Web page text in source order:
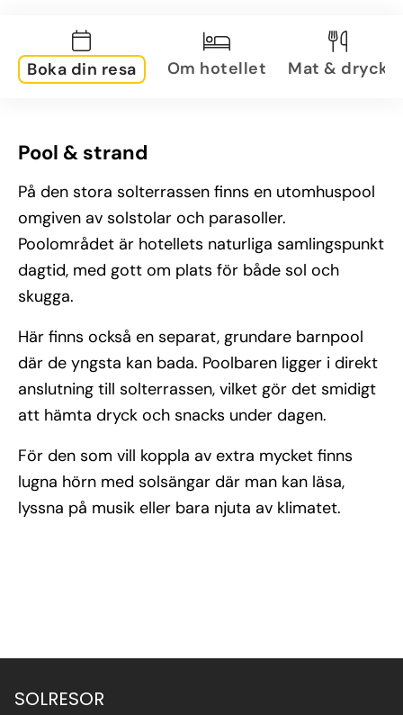
Boka din resa Om hotellet Mat & dryck
Pool & strand
På den stora solterrassen finns en utomhuspool
omgiven av solstolar och parasoller.
Poolområdet är hotellets naturliga samlingspunkt
dagtid, med gott om plats för både sol och
skugga.
Här finns också en separat, grundare barnpool
där de yngsta kan bada. Poolbaren ligger i direkt
anslutning till solterrassen, vilket gör det smidigt
att hämta dryck och snacks under dagen.
För den som vill koppla av extra mycket finns
lugna hörn med solsängar där man kan läsa,
lyssna på musik eller bara njuta av klimatet.
SOLRESOR